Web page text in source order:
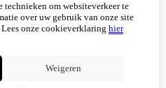
technieken om websiteverkeer te
over uw gebruik van onze site
Lees onze cookieverklaring hier
Weigeren